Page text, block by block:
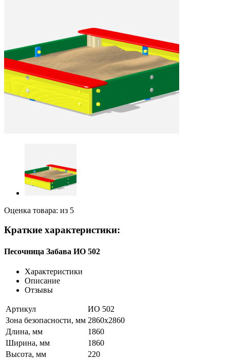
Оценка товара: из 5
Краткие характеристики:
Песочница Забава ИО 502
Характеристики
Описание
Отзывы
Артикул
ИО 502
Зона безопасности, мм 2860х2860
Длина, мм
1860
Ширина, мм
1860
Высота, мм
220